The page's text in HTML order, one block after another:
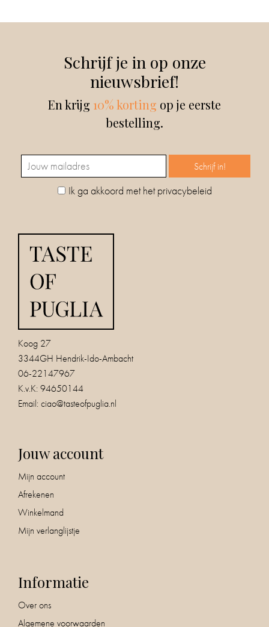
Schrijf je in op onze
nieuwsbrief!
En krijg 10% korting op je eerste
bestelling.
Ik ga akkoord met het privacybeleid
Koog 27
3344GH Hendrik-Ido-Ambacht
06-22147967
K.v.K: 94650144
Email: ciao@tasteofpuglia.nl
Jouw account
Mijn account
Afrekenen
Winkelmand
Mijn verlanglijstje
Informatie
Over ons
Algemene voorwaarden